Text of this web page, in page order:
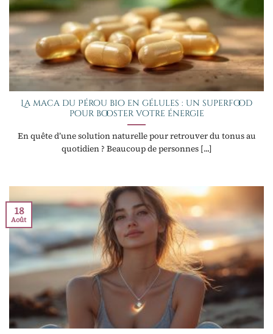
La maca du Pérou bio en gélules : un superfood
pour booster votre énergie
En quête d’une solution naturelle pour retrouver du tonus au
quotidien ? Beaucoup de personnes [...]
18
Août